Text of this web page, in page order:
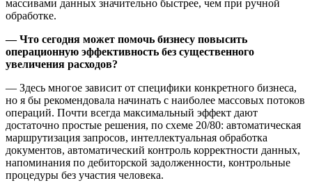
массивами данных значительно быстрее, чем при ручной
обработке.
— Что сегодня может помочь бизнесу повысить
операционную эффективность без существенного
увеличения расходов?
— Здесь многое зависит от специфики конкретного бизнеса,
но я бы рекомендовала начинать с наиболее массовых потоков
операций. Почти всегда максимальный эффект дают
достаточно простые решения, по схеме 20/80: автоматическая
маршрутизация запросов, интеллектуальная обработка
документов, автоматический контроль корректности данных,
напоминания по дебиторской задолженности, контрольные
процедуры без участия человека.